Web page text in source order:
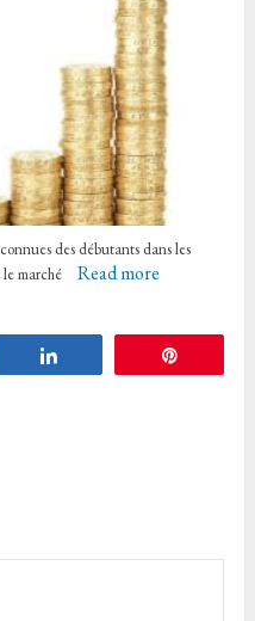
des débutants dans les
marché
Read more